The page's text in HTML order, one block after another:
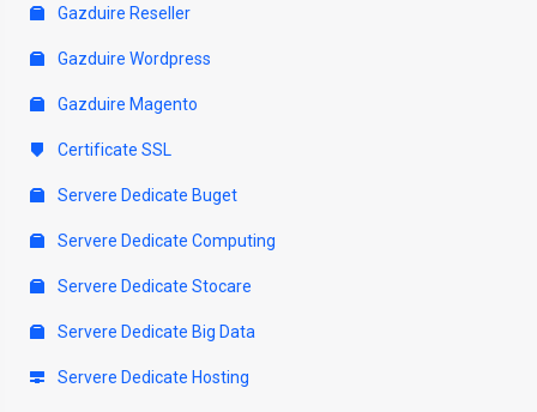
Gazduire Reseller
Gazduire Wordpress
Gazduire Magento
Certificate SSL
Servere Dedicate Buget
Servere Dedicate Computing
Servere Dedicate Stocare
Servere Dedicate Big Data
Servere Dedicate Hosting